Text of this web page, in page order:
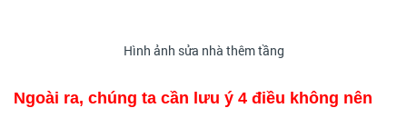
Hình ảnh sửa nhà thêm tầng
Ngoài ra, chúng ta cần lưu ý 4 điều không nên